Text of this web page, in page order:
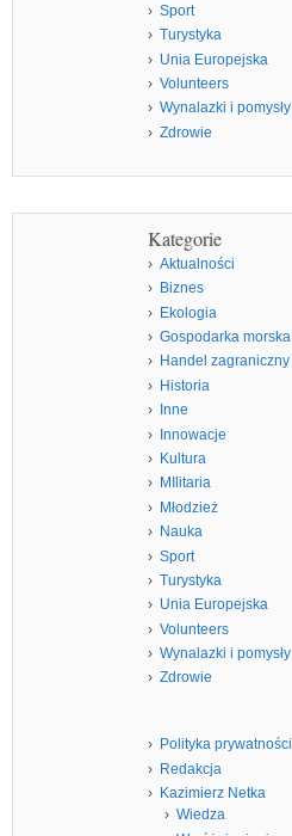
Sport
Turystyka
Unia Europejska
Volunteers
Wynalazki i pomysły
Zdrowie
Kategorie
Aktualności
Biznes
Ekologia
Gospodarka morska
Handel zagraniczny
Historia
Inne
Innowacje
Kultura
MIlitaria
Młodzież
Nauka
Sport
Turystyka
Unia Europejska
Volunteers
Wynalazki i pomysły
Zdrowie
Polityka prywatności
Redakcja
Kazimierz Netka
Wiedza